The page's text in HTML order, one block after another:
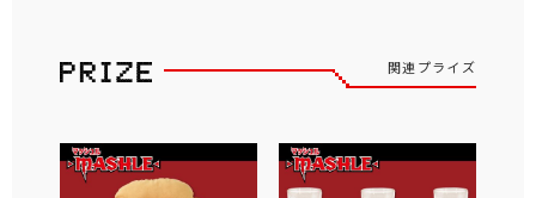
関連プライズ